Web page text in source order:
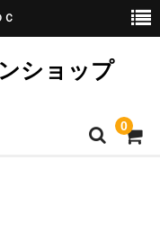
Ｃ
ショップ
0